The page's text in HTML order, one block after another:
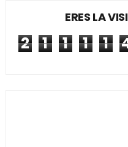
ERES LA
2 1 1 1 1